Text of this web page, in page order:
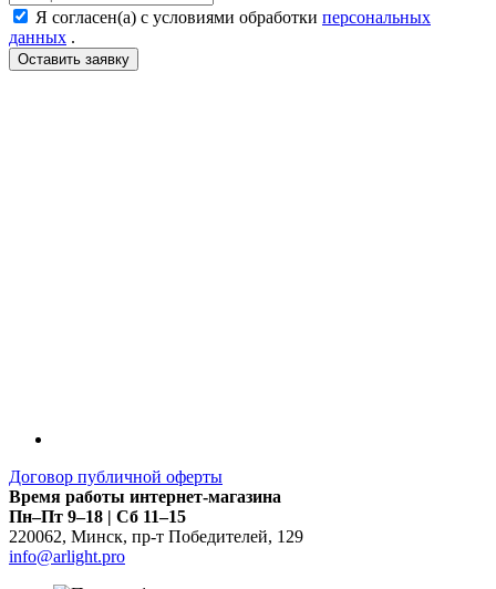
Я согласен(а) с условиями обработки персональных
данных .
Договор публичной оферты
Время работы интернет-магазина
Пн–Пт 9–18 | Сб 11–15
220062, Минск, пр-т Победителей, 129
info@arlight.pro